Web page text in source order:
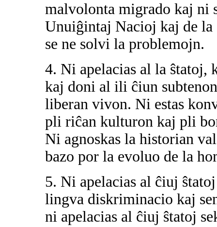
malvolonta migrado kaj ni
Unuiĝintaj Nacioj kaj de
se ne solvi la problemojn.
4. Ni apelacias al la
kaj doni al ili ĉiun
liberan vivon. Ni estas
pli riĉan kulturon kaj pli
Ni agnoskas la historian
bazo por la evoluo de la
5. Ni apelacias al ĉiuj
lingva diskriminacio kaj
ni apelacias al ĉiuj ŝtatoj